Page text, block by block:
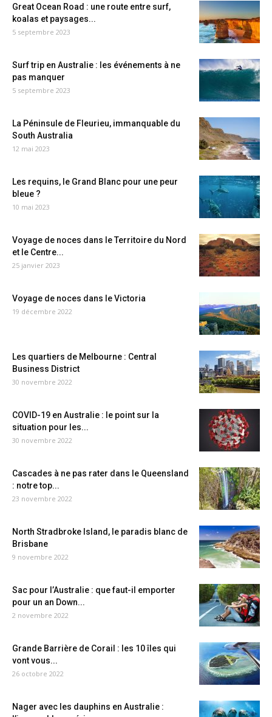
Great Ocean Road : une route entre surf,
koalas et paysages...
5 septembre 2023
Surf trip en Australie : les événements à ne
pas manquer
5 septembre 2023
La Péninsule de Fleurieu, immanquable du
South Australia
12 mai 2023
Les requins, le Grand Blanc pour une peur
bleue ?
10 mai 2023
Voyage de noces dans le Territoire du Nord
et le Centre...
25 janvier 2023
Voyage de noces dans le Victoria
19 décembre 2022
Les quartiers de Melbourne : Central
Business District
30 novembre 2022
COVID-19 en Australie : le point sur la
situation pour les...
30 novembre 2022
Cascades à ne pas rater dans le Queensland
: notre top...
23 novembre 2022
North Stradbroke Island, le paradis blanc de
Brisbane
9 novembre 2022
Sac pour l’Australie : que faut-il emporter
pour un an Down...
2 novembre 2022
Grande Barrière de Corail : les 10 îles qui
vont vous...
26 octobre 2022
Nager avec les dauphins en Australie :